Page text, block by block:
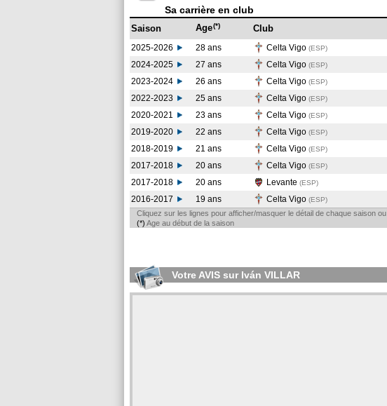
Sa carrière en club
Saison Age(*) Club
2025-2026 28 ans Celta Vigo (ESP)
2024-2025
27 ans Celta Vigo (ESP)
2023-2024
26 ans Celta Vigo (ESP)
2022-2023
25 ans Celta Vigo (ESP)
2020-2021
23 ans Celta Vigo (ESP)
2019-2020
22 ans Celta Vigo (ESP)
2018-2019
21 ans Celta Vigo (ESP)
2017-2018
20 ans Celta Vigo (ESP)
2017-2018
20 ans Levante (ESP)
2016-2017
19 ans Celta Vigo (ESP)
Cliquez sur les lignes pour afficher/masquer le détail de chaque saison ou
(*) Age au début de la saison
Votre AVIS sur Iván VILLAR